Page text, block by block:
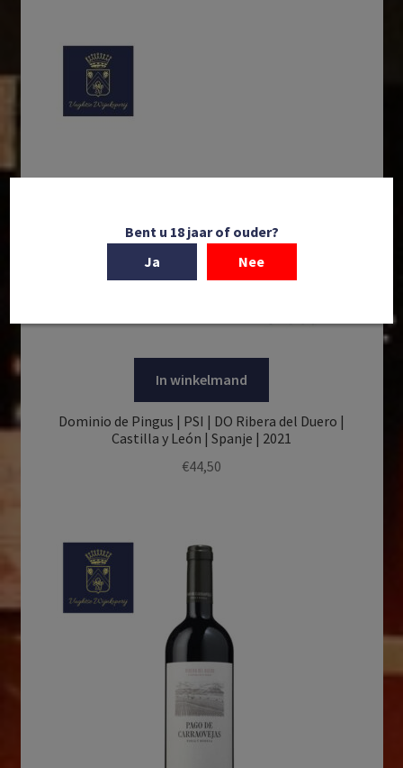
In winkelmand
Dominio de Pingus | PSI | DO Ribera del Duero |
Castilla y León | Spanje | 2021
€44,50
Bent u 18 jaar of ouder?
Ja
Nee